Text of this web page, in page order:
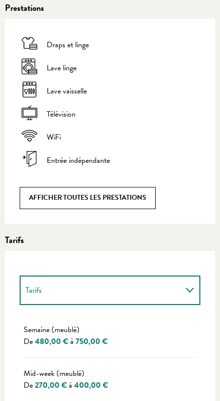
Prestations
Draps et linge
Lave linge
Lave vaisselle
Télévision
WiFi
Entrée indépendante
AFFICHER TOUTES LES PRESTATIONS
Tarifs
Tarifs
Semaine (meublé)
De480,00 €à 750,00 €
Mid-week (meublé)
De270,00 €à 400,00 €